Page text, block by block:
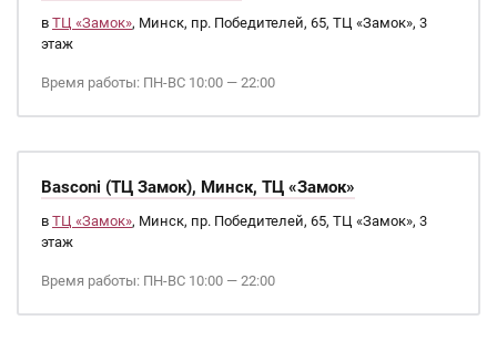
в ТЦ «Замок», Минск, пр. Победителей, 65, ТЦ «Замок», 3
этаж
Время работы: ПН-ВС 10:00 — 22:00
Basconi (ТЦ Замок), Минск, ТЦ «Замок»
в ТЦ «Замок», Минск, пр. Победителей, 65, ТЦ «Замок», 3
этаж
Время работы: ПН-ВС 10:00 — 22:00